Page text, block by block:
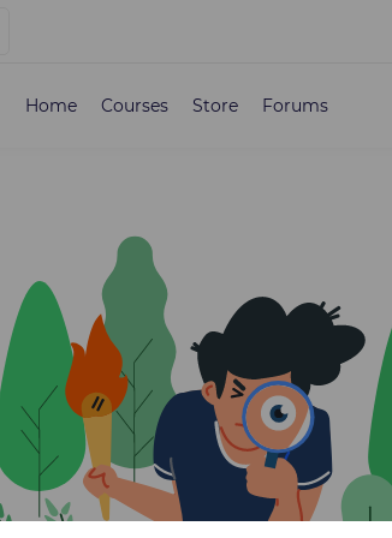
Home Courses Store Forums